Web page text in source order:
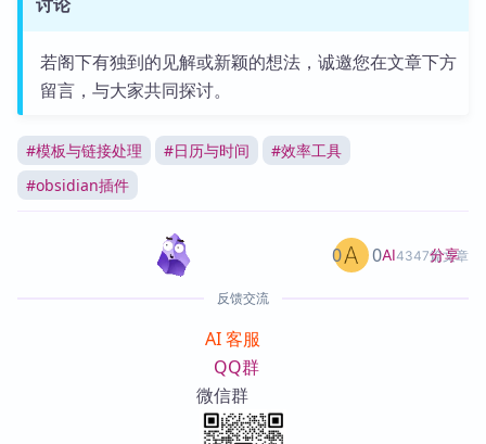
若阁下有独到的见解或新颖的想法，诚邀您在文章下方
留言，与大家共同探讨。
#模板与链接处理 #日历与时间 #效率工具
#obsidian插件
AI4347篇文章
0 0 分享
反馈交流
AI 客服
QQ群
微信群